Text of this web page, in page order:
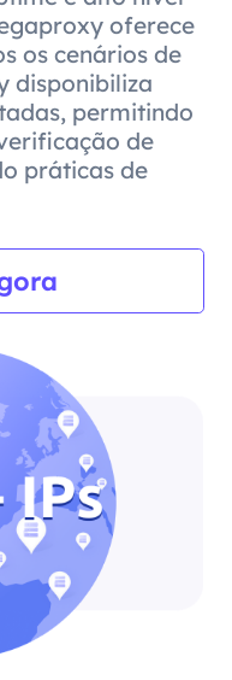
oferece
os cenários de
disponibiliza
permitindo
de
práticas de